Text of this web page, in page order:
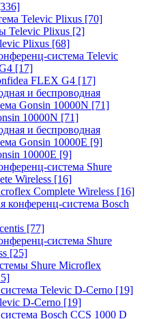
Televic Plixus [70]
Televic Plixus [2]
Plixus [68]
система Televic
[17]
FLEX G4 [17]
и беспроводная
Gonsin 10000N [71]
10000N [71]
и беспроводная
Gonsin 10000E [9]
10000E [9]
система Shure
Wireless [16]
Complete Wireless [16]
конференц-система Bosch
[77]
система Shure
[25]
Shure Microflex
Televic D-Cerno [19]
D-Cerno [19]
Bosch CCS 1000 D